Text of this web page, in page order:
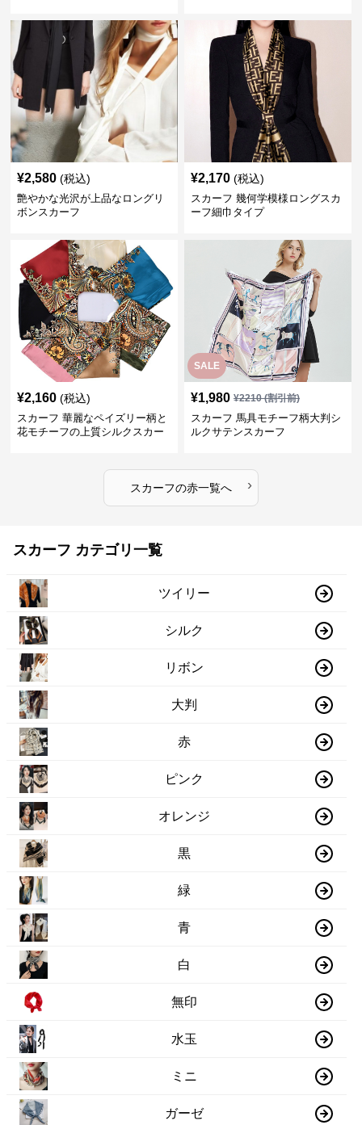
¥2,580 (税込)
艶やかな光沢が上品なロングリ
ボンスカーフ
¥2,170 (税込)
スカーフ 幾何学模様ロングスカ
ーフ細巾タイプ
¥2,160 (税込)
スカーフ 華麗なペイズリー柄と
花モチーフの上質シルクスカー
SALE
¥1,980 ¥2210(割引前)
スカーフ 馬具モチーフ柄大判シ
ルクサテンスカーフ
スカーフの赤一覧へ ›
スカーフ カテゴリ一覧
ツイリー
シルク
リボン
大判
赤
ピンク
オレンジ
黒
緑
青
白
無印
水玉
ミニ
ガーゼ